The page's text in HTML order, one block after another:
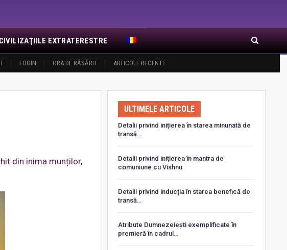
LOGIN ORA DE RĂSĂRIT ARTICOLE RECENTE
CIVILIZAŢIILE EXTRATERESTRE
din inima munților,
ULTIMELE ARTICOLE
Detalii privind inițierea în starea minunată de
transă…
Detalii privind iniţierea în mantra de
comuniune cu Vishnu
Detalii privind inducția în starea benefică de
transă…
Atribute Dumnezeiești exemplificate în
premieră în cadrul…